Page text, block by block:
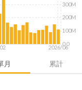
月 累計
2026/06
0.0
100M
200M
300M